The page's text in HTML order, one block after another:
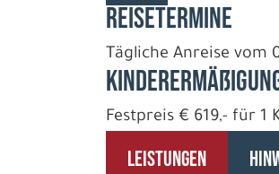
REISETERMINE
Tägliche Anreise vom
Festpreis € 619,- für 1
LEISTUNGEN